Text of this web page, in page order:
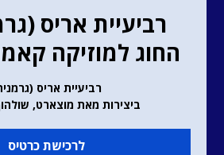
רביעיית אריס
החוג למוזיקה
רביעיית אריס
ביצירות מאת מוצארט,
לרכישת כרטיס